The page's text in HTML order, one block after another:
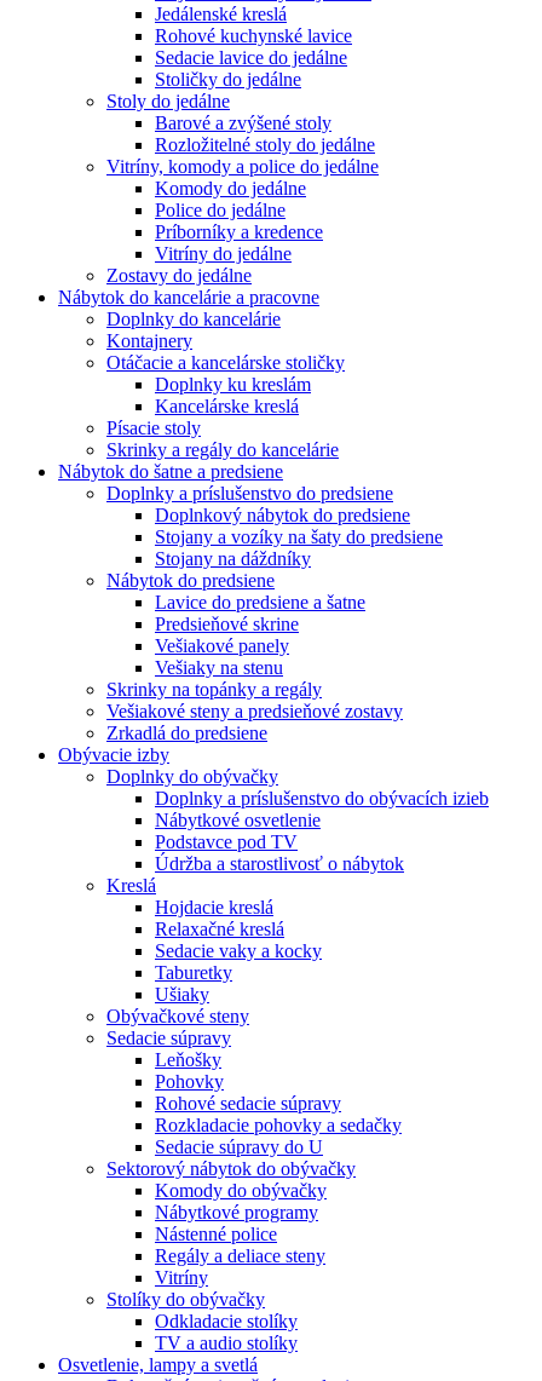
Jedálenské kreslá
Rohové kuchynské lavice
Sedacie lavice do jedálne
Stoličky do jedálne
Stoly do jedálne
Barové a zvýšené stoly
Rozložitelné stoly do jedálne
Vitríny, komody a police do jedálne
Komody do jedálne
Police do jedálne
Príborníky a kredence
Vitríny do jedálne
Zostavy do jedálne
Nábytok do kancelárie a pracovne
Doplnky do kancelárie
Kontajnery
Otáčacie a kancelárske stoličky
Doplnky ku kreslám
Kancelárske kreslá
Písacie stoly
Skrinky a regály do kancelárie
Nábytok do šatne a predsiene
Doplnky a príslušenstvo do predsiene
Doplnkový nábytok do predsiene
Stojany a vozíky na šaty do predsiene
Stojany na dáždníky
Nábytok do predsiene
Lavice do predsiene a šatne
Predsieňové skrine
Vešiakové panely
Vešiaky na stenu
Skrinky na topánky a regály
Vešiakové steny a predsieňové zostavy
Zrkadlá do predsiene
Obývacie izby
Doplnky do obývačky
Doplnky a príslušenstvo do obývacích izieb
Nábytkové osvetlenie
Podstavce pod TV
Údržba a starostlivosť o nábytok
Kreslá
Hojdacie kreslá
Relaxačné kreslá
Sedacie vaky a kocky
Taburetky
Ušiaky
Obývačkové steny
Sedacie súpravy
Leňošky
Pohovky
Rohové sedacie súpravy
Rozkladacie pohovky a sedačky
Sedacie súpravy do U
Sektorový nábytok do obývačky
Komody do obývačky
Nábytkové programy
Nástenné police
Regály a deliace steny
Vitríny
Stolíky do obývačky
Odkladacie stolíky
TV a audio stolíky
Osvetlenie, lampy a svetlá